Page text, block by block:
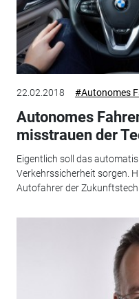
22.02.2018 #Autonomes
Autonomes
misstrauen der
Eigentlich soll das
Verkehrssicherheit sorgen.
Autofahrer der